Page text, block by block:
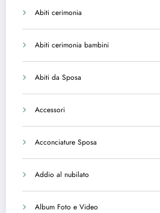
Abiti cerimonia
Abiti cerimonia bambini
Abiti da Sposa
Accessori
Acconciature Sposa
Addio al nubilato
Album Foto e Video